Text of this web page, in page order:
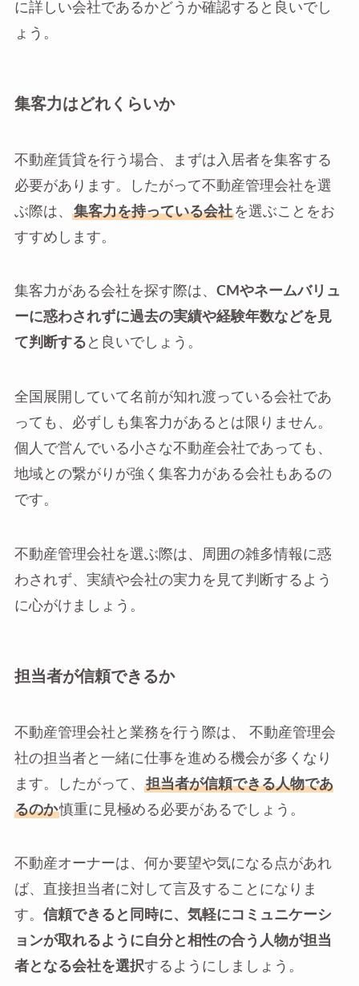
に詳しい会社であるかどうか確認すると良いでし
ょう。
集客力はどれくらいか
不動産賃貸を行う場合、まずは入居者を集客する
必要があります。したがって不動産管理会社を選
ぶ際は、
集客力を持っている会社を選ぶことをお
すすめします。
集客力がある会社を探す際は、 CMやネームバリュ
ーに惑わされずに過去の実績や経験年数などを見
て判断する と良いでしょう。
全国展開していて名前が知れ渡っている会社であ
っても、必ずしも集客力があるとは限りません。
個人で営んでいる小さな不動産会社であっても、
地域との繋がりが強く集客力がある会社もあるの
です。
不動産管理会社を選ぶ際は、周囲の雑多情報に惑
わされず、実績や会社の実力を見て判断するよう
に心がけましょう。
担当者が信頼できるか
不動産管理会社と業務を行う際は、 不動産管理会
社の担当者と一緒に仕事を進める機会が多くなり
ます。したがって、
担当者が信頼できる人物であ
るのか慎重に見極める必要があるでしょう。
不動産オーナーは、何か要望や気になる点があれ
ば、直接担当者に対して言及することになりま
す。 信頼できると同時に、気軽にコミュニケーシ
ョンが取れるように自分と相性の合う人物が担当
者となる会社を選択するようにしましょう。